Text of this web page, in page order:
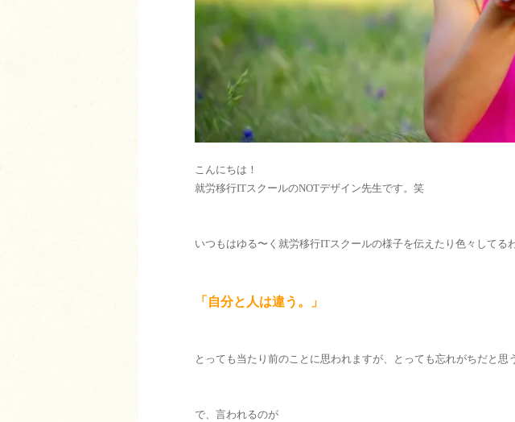
こんにちは！
就労移行ITスクールのNOTデザイン先生です。笑
いつもはゆる〜く就労移行ITスクールの様子を伝えたり色々してる
「自分と人は違う。」
とっても当たり前のことに思われますが、とっても忘れがちだと思
で、言われるのが